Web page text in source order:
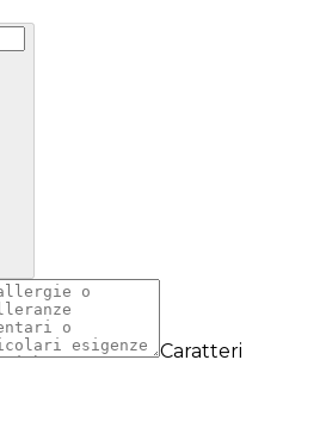
Caratteri